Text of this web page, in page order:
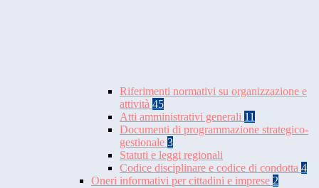
Riferimenti normativi su organizzazione e
attività 45
Atti amministrativi generali 11
Documenti di programmazione strategico-
gestionale 3
Statuti e leggi regionali
Codice disciplinare e codice di condotta 4
Oneri informativi per cittadini e imprese 2